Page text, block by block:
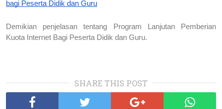
bagi Peserta Didik dan Guru
Demikian penjelasan tentang Program Lanjutan Pemberian
Kuota Internet Bagi Peserta Didik dan Guru.
SHARE THIS POST